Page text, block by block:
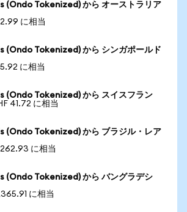
(Ondo Tokenized) から オーストラリア
に相当
(Ondo Tokenized) から シンガポールド
に相当
(Ondo Tokenized) から スイスフラン
41.72 に相当
(Ondo Tokenized) から ブラジル・レア
に相当
(Ondo Tokenized) から バングラデシ
に相当